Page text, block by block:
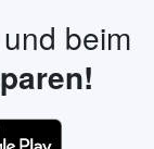
beim